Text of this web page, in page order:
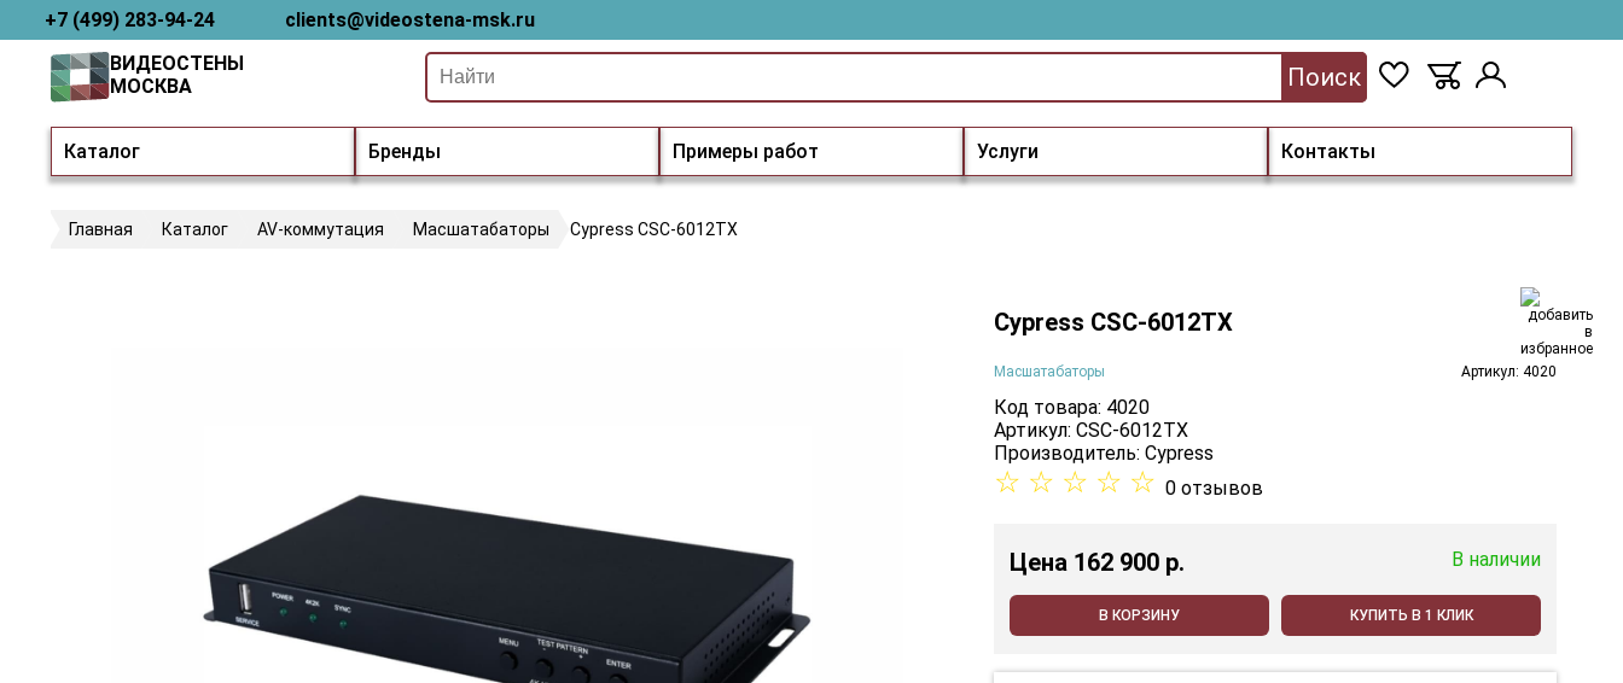
+7 (499) 283-94-24 clients@videostena-msk.ru
Каталог Бренды Примеры работ Услуги Контакты
ВИДЕОСТЕНЫ
МОСКВА
Поиск
Главная Каталог AV-коммутация Масшатабаторы Cypress CSC-6012TX
Cypress CSC-6012TX
Масшатабаторы Артикул: 4020
Код товара: 4020
Артикул: CSC-6012TX
Производитель:Cypress
☆ ☆ ☆ ☆ ☆ 0 отзывов
Цена 162 900 p. В наличии
В КОРЗИНУ КУПИТЬ В 1 КЛИК